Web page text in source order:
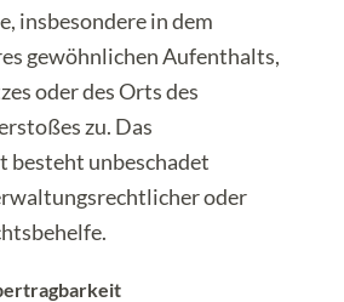
insbesondere in dem
gewöhnlichen Aufenthalts,
oder des Orts des
zu. Das
besteht unbeschadet
oder